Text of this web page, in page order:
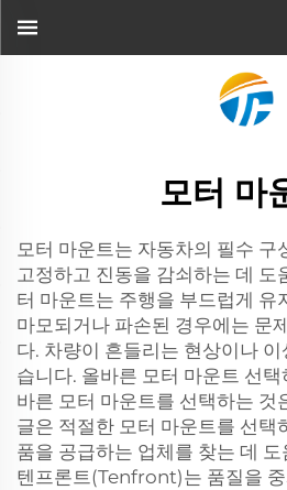
모터 마
모터 마운트는 자동차의 필수 구
고정하고 진동을 감쇠하는 데 도
터 마운트는 주행을 부드럽게 유
마모되거나 파손된 경우에는 문
다. 차량이 흔들리는 현상이나
습니다. 올바른 모터 마운트 선
바른 모터 마운트를 선택하는 것
글은 적절한 모터 마운트를 선택
품을 공급하는 업체를 찾는 데
텐프론트(Tenfront)는 품질을